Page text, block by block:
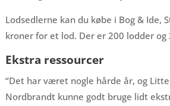
Lodsedlerne kan du købe i Bog & Ide,
kroner for et lod. Der er 200 lodder og
Ekstra ressourcer
“Det har været nogle hårde år, og
Nordbrandt kunne godt bruge lidt